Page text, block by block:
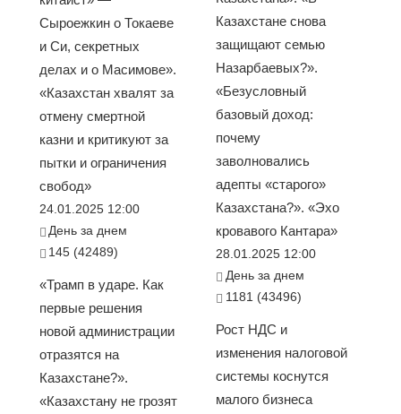
Сыроежкин о Токаеве
и Си, секретных
делах и о Масимове».
«Казахстан хвалят за
отмену смертной
казни и критикуют за
пытки и ограничения
свобод»
24.01.2025 12:00
День за днем
145 (42489)
«Трамп в ударе. Как
первые решения
новой администрации
отразятся на
Казахстане?».
«Казахстану не грозят
Казахстане снова
защищают семью
Назарбаевых?».
«Безусловный
базовый доход:
почему
заволновались
адепты «старого»
Казахстана?». «Эхо
кровавого Кантара»
28.01.2025 12:00
День за днем
1181 (43496)
Рост НДС и
изменения налоговой
системы коснутся
малого бизнеса